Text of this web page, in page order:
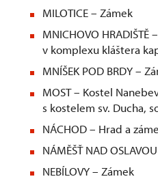
MILOTICE – Zámek
MNICHOVO
v komplexu kláštera
MNÍŠEK POD BRDY –
MOST – Kostel
s kostelem sv. Ducha,
NÁCHOD – Hrad a
NÁMĚŠŤ NAD
NEBÍLOVY – Zámek